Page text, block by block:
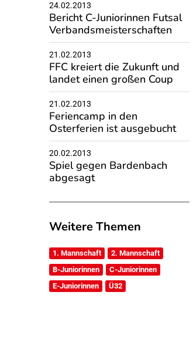
24.02.2013
Bericht C-Juniorinnen Futsal
Verbandsmeisterschaften
21.02.2013
FFC kreiert die Zukunft und
landet einen großen Coup
21.02.2013
Feriencamp in den
Osterferien ist ausgebucht
20.02.2013
Spiel gegen Bardenbach
abgesagt
Weitere Themen
1. Mannschaft
2. Mannschaft
B-Juniorinnen
C-Juniorinnen
E-Juniorinnen
Ü32